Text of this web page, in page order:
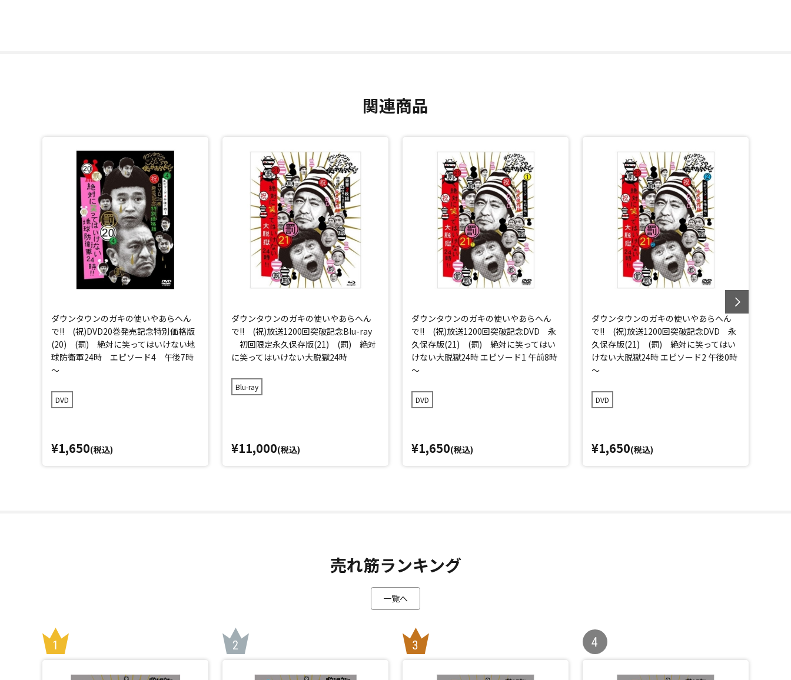
関連商品
ダウンタウンのガキの使いやあらへん
で!! (祝)DVD20巻発売記念特別価格版
(20) (罰) 絶対に笑ってはいけない地
球防衛軍24時 エピソード4 午後7時
～
DVD
¥1,650(税込)
ダウンタウンのガキの使いやあらへん
で!! (祝)放送1200回突破記念Blu-ray
初回限定永久保存版(21) (罰) 絶対
に笑ってはいけない大脱獄24時
Blu-ray
¥11,000(税込)
ダウンタウンのガキの使いやあらへん
で!! (祝)放送1200回突破記念DVD 永
久保存版(21) (罰) 絶対に笑ってはい
けない大脱獄24時 エピソード1 午前8時
～
DVD
¥1,650(税込)
ダウンタウンのガキの使いやあらへん
で!! (祝)放送1200回突破記念DVD 永
久保存版(21) (罰) 絶対に笑ってはい
けない大脱獄24時 エピソード2 午後0時
～
DVD
¥1,650(税込)
売れ筋ランキング
一覧へ